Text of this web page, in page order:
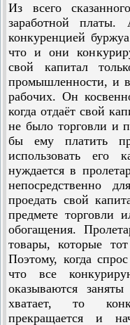
Из всего
заработной платы.
конкуренцией
что и они
свой капитал
промышленности, и
рабочих. Он
когда отдаёт свой
не было торговли и
бы ему платить
использовать его
нуждается в
проедать свой
предмете торговли
обогащения.
товары, которые
Поэтому, когда
что все
оказываются
хватает, то
прекращается и